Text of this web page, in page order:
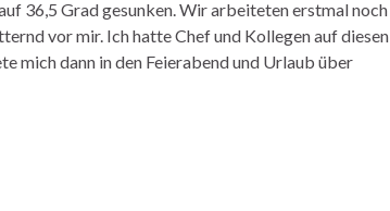
36,5 Grad gesunken. Wir arbeiteten erstmal noch
vor mir. Ich hatte Chef und Kollegen auf diesen
mich dann in den Feierabend und Urlaub über